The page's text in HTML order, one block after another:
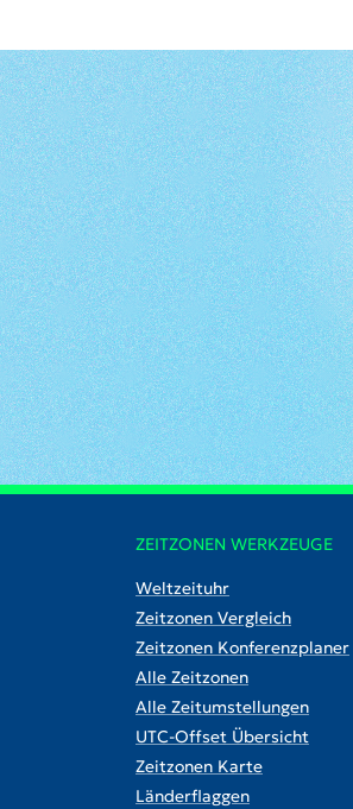
ZEITZONEN WERKZEUGE
Weltzeituhr
Zeitzonen Vergleich
Zeitzonen Konferenzplaner
Alle Zeitzonen
Alle Zeitumstellungen
UTC-Offset Übersicht
Zeitzonen Karte
Länderflaggen